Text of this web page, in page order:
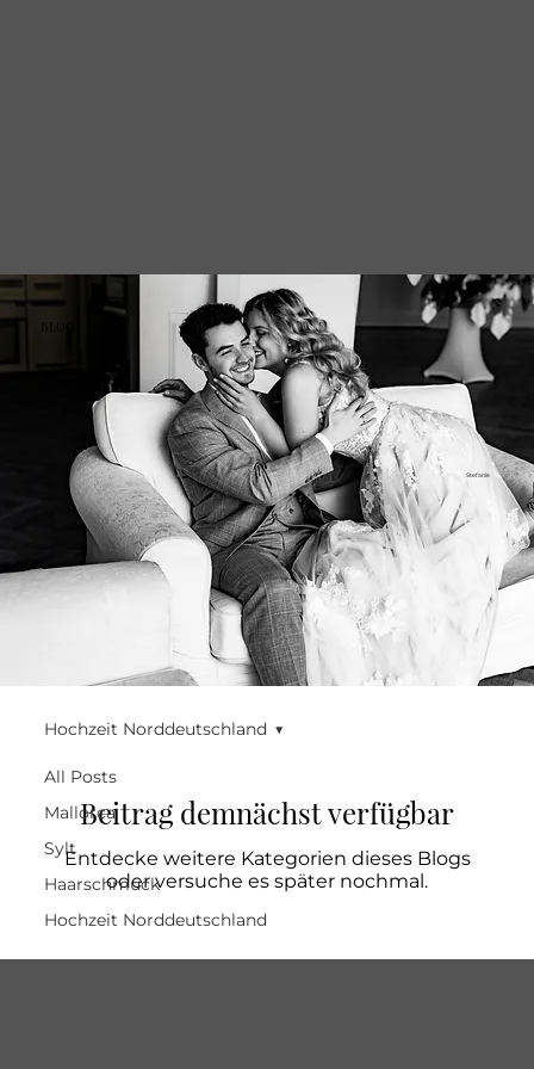
BLOG
Stefanie
All Posts
Mallorca
Sylt
Haarschmuck
Hochzeit Norddeutschland
Hochzeit Norddeutschland
Beitrag demnächst verfügbar
Entdecke weitere Kategorien dieses Blogs
oder versuche es später nochmal.